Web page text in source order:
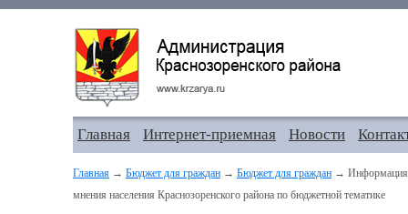
Главная Интернет-приемная Новости
Главная → Бюджет для граждан → Бюджет для граждан → Информация
мнения населения Краснозоренского района по бюджетной тематике